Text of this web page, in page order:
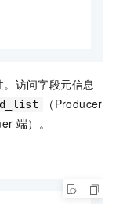
。访问字段元信息
（Producer
端）。